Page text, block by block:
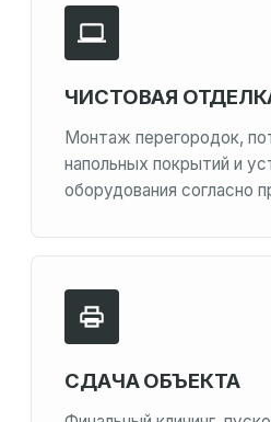
ЧИСТОВАЯ
Монтаж перегородок,
напольных покрытий и
оборудования согласно
СДАЧА ОБЪЕКТА